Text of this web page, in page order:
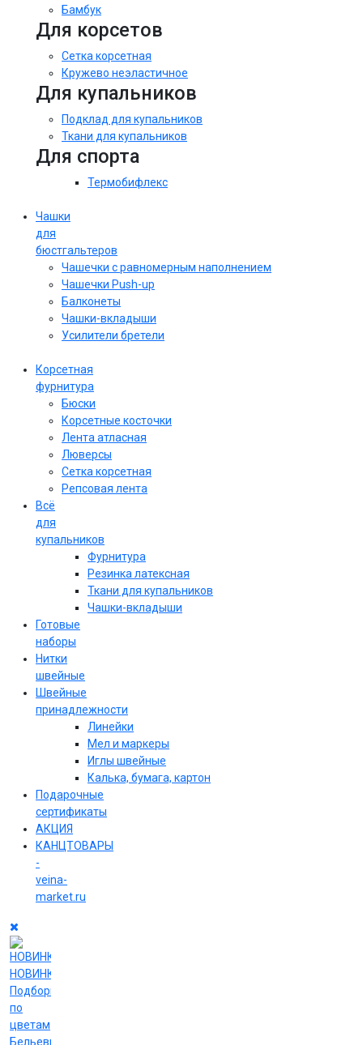
Бамбук
Для корсетов
Сетка корсетная
Кружево неэластичное
Для купальников
Подклад для купальников
Ткани для купальников
Для спорта
Термобифлекс
Чашки
для
бюстгальтеров
Чашечки с равномерным наполнением
Чашечки Push-up
Балконеты
Чашки-вкладыши
Усилители бретели
Корсетная
фурнитура
Бюски
Корсетные косточки
Лента атласная
Люверсы
Сетка корсетная
Репсовая лента
Всё
для
купальников
Фурнитура
Резинка латексная
Ткани для купальников
Чашки-вкладыши
Готовые
наборы
Нитки
швейные
Швейные
принадлежности
Линейки
Мел и маркеры
Иглы швейные
Калька, бумага, картон
Подарочные
сертификаты
АКЦИЯ
КАНЦТОВАРЫ
-
veina-
market.ru
НОВИНКИ
Подборки
по
цветам
Бельевые